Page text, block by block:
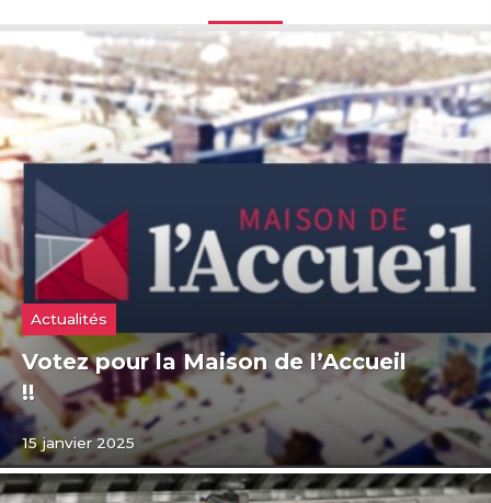
Actualités
Votez pour la Maison de l’Accueil
!!
15 janvier 2025